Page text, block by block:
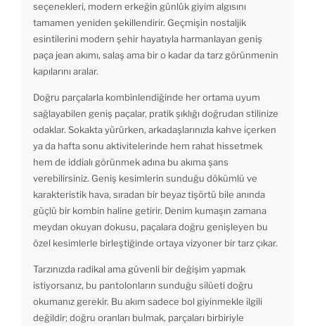
seçenekleri, modern erkeğin günlük giyim algısını
tamamen yeniden şekillendirir. Geçmişin nostaljik
esintilerini modern şehir hayatıyla harmanlayan geniş
paça jean akımı, salaş ama bir o kadar da tarz görünmenin
kapılarını aralar.
Doğru parçalarla kombinlendiğinde her ortama uyum
sağlayabilen geniş paçalar, pratik şıklığı doğrudan stilinize
odaklar. Sokakta yürürken, arkadaşlarınızla kahve içerken
ya da hafta sonu aktivitelerinde hem rahat hissetmek
hem de iddialı görünmek adına bu akıma şans
verebilirsiniz. Geniş kesimlerin sunduğu dökümlü ve
karakteristik hava, sıradan bir beyaz tişörtü bile anında
güçlü bir kombin haline getirir. Denim kumaşın zamana
meydan okuyan dokusu, paçalara doğru genişleyen bu
özel kesimlerle birleştiğinde ortaya vizyoner bir tarz çıkar.
Tarzınızda radikal ama güvenli bir değişim yapmak
istiyorsanız, bu pantolonların sunduğu silüeti doğru
okumanız gerekir. Bu akım sadece bol giyinmekle ilgili
değildir; doğru oranları bulmak, parçaları birbiriyle